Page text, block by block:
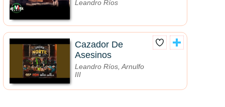
Leandro Ríos
Cazador De
Asesinos
Leandro Ríos, Arnulfo
III